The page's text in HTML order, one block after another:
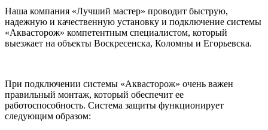
Наша компания «Лучший мастер» проводит быструю,
надежную и качественную установку и подключение системы
«Аквасторож» компетентным специалистом, который
выезжает на объекты Воскресенска, Коломны и Егорьевска.
При подключении системы «Аквасторож» очень важен
правильный монтаж, который обеспечит ее
работоспособность. Система защиты функционирует
следующим образом: